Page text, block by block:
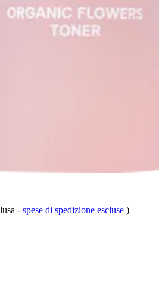
- spese di spedizione escluse )